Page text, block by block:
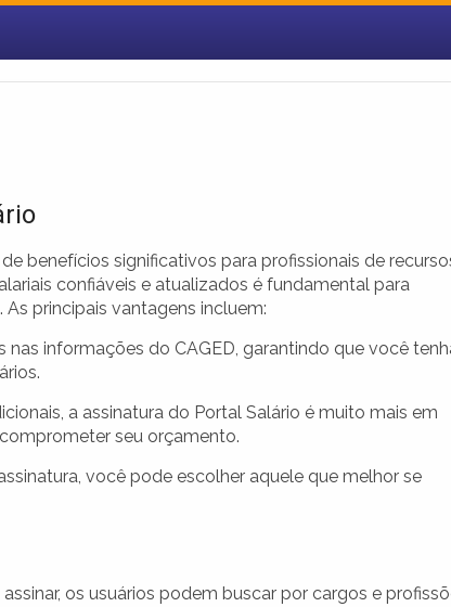
benefícios significativos para profissionais de
confiáveis e atualizados é fundamental para
principais vantagens incluem:
nas informações do CAGED, garantindo que você
a assinatura do Portal Salário é muito mais em
seu orçamento.
você pode escolher aquele que melhor se
os usuários podem buscar por cargos e